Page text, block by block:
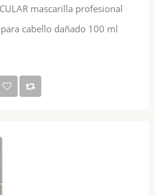
mascarilla profesional
cabello dañado 100 ml